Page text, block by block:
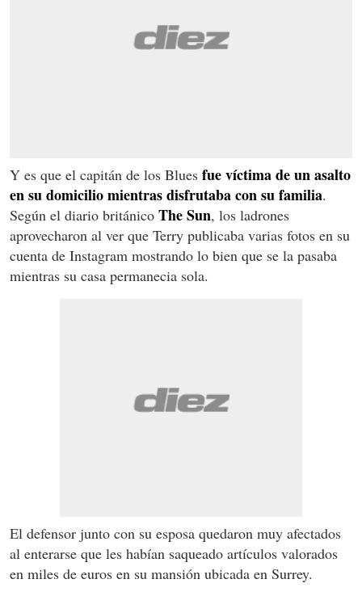
Y es que el capitán de los Blues fue víctima de un asalto
en su domicilio mientras disfrutaba con su familia.
Según el diario británico The Sun, los ladrones
aprovecharon al ver que Terry publicaba varias fotos en su
cuenta de Instagram mostrando lo bien que se la pasaba
mientras su casa permanecia sola.
El defensor junto con su esposa quedaron muy afectados
al enterarse que les habían saqueado artículos valorados
en miles de euros en su mansión ubicada en Surrey.